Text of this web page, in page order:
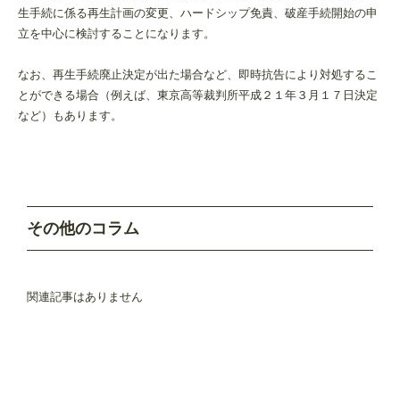
生手続に係る再生計画の変更、ハードシップ免責、破産手続開始の申
立を中心に検討することになります。
なお、再生手続廃止決定が出た場合など、即時抗告により対処するこ
とができる場合（例えば、東京高等裁判所平成２１年３月１７日決定
など）もあります。
その他のコラム
関連記事はありません